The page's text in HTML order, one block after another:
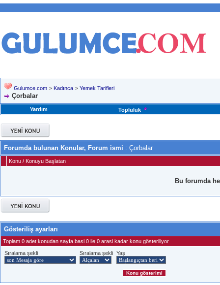
Gulumce.com > Kadınca > Yemek Tarifleri
Çorbalar
Yardım Topluluk
Forumda bulunan Konular, Forum ismi : Çorbalar
Konu / Konuyu Başlatan
Bu forumda
Gösteriliş ayarları
Toplam 0 adet konudan sayfa basi 0 ile 0 arasi kadar konu gösteriliyor
Sıralama şekli
Sıralama şekli Yaş